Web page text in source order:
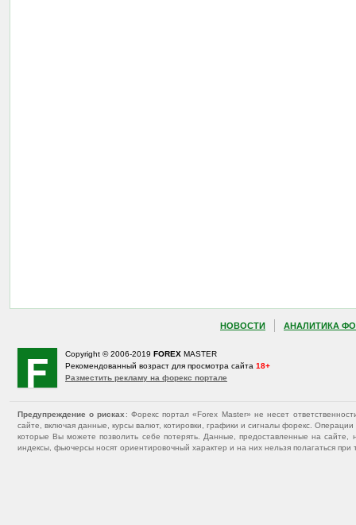
НОВОСТИ АНАЛИТИКА
Copyright © 2006-2019 FOREX MASTER
Рекомендованный возраст для просмотра сайта 18+
Разместить рекламу на форекс портале
Предупреждение о рисках : Форекс портал «Forex Master» не несет
сайте, включая данные, курсы валют, котировки, графики и сигналы форекс.
которые Вы можете позволить себе потерять. Данные, предоставленные на
индексы, фьючерсы носят ориентировочный характер и на них нельзя полагаться при